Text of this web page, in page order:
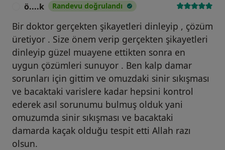
ö....k Randevu doğrulandı
Bir doktor gerçekten şikayetleri dinleyip , çözüm
üretiyor . Size önem verip gerçekten şikayetleri
dinleyip güzel muayene ettikten sonra en
uygun çözümleri sunuyor . Ben kalp damar
sorunları için gittim ve omuzdaki sinir sıkışması
ve bacaktaki varislere kadar hepsini kontrol
ederek asıl sorunumu bulmuş olduk yani
omuzumda sinir sıkışması ve bacaktaki
damarda kaçak olduğu tespit etti Allah razı
olsun.